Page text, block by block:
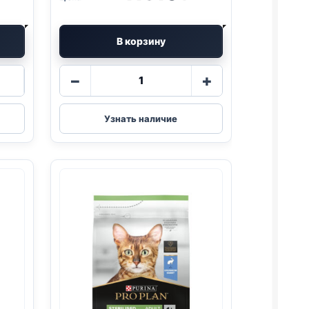
В корзину
−
товара
Pro
Plan
сух.
(RENAL)
+
Узнать наличие